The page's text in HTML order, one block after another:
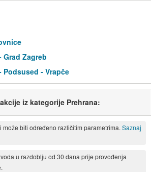
Zagreb
- Vrapče
iz kategorije Prehrana:
može biti određeno različitim parametrima. Saznaj
u razdoblju od 30 dana prije provođenja